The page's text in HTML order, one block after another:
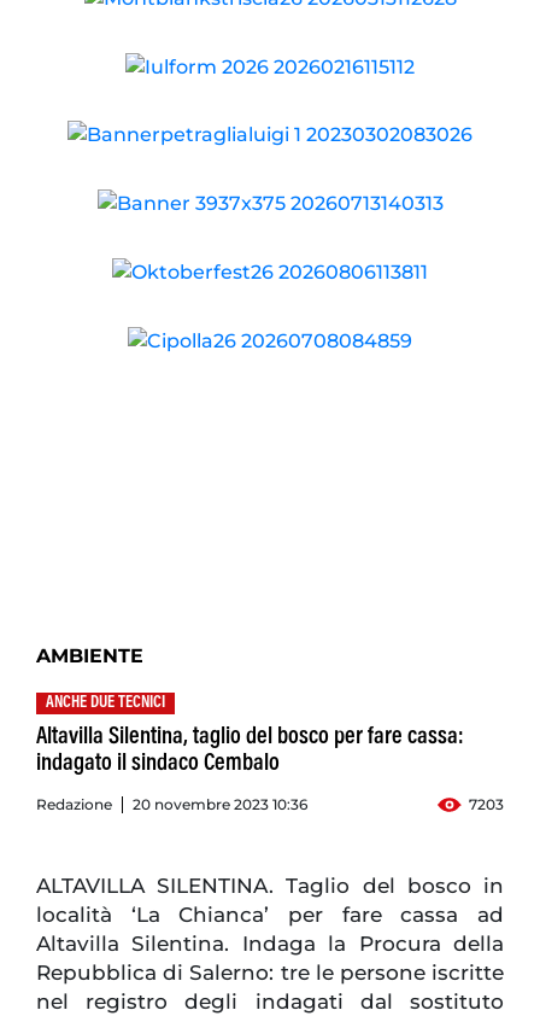
AMBIENTE
ANCHE DUE TECNICI
Altavilla Silentina, taglio del bosco per fare cassa:
indagato il sindaco Cembalo
Redazione 20 novembre 2023 10:36 7203
ALTAVILLA SILENTINA. Taglio del bosco in
località ‘La Chianca’ per fare cassa ad
Altavilla Silentina. Indaga la Procura della
Repubblica di Salerno: tre le persone iscritte
nel registro degli indagati dal sostituto